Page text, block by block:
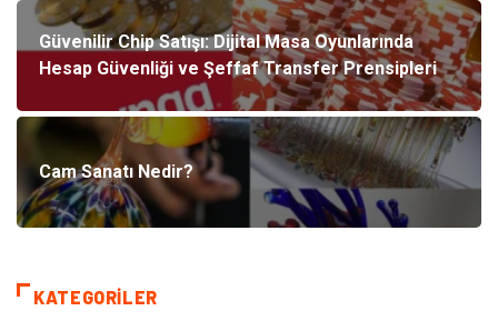
Güvenilir Chip Satışı: Dijital Masa Oyunlarında
Hesap Güvenliği ve Şeffaf Transfer Prensipleri
Cam Sanatı Nedir?
KATEGORILER